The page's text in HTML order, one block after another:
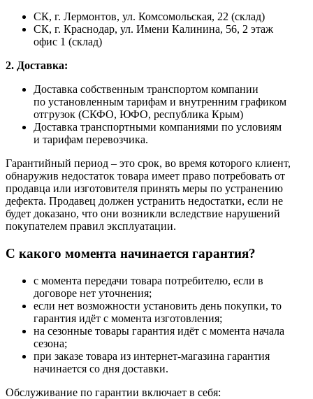
СК, г. Лермонтов, ул. Комсомольская, 22 (склад)
СК, г. Краснодар, ул. Имени Калинина, 56, 2 этаж
офис 1 (склад)
2. Доставка:
Доставка собственным транспортом компании
по установленным тарифам и внутренним графиком
отгрузок (СКФО, ЮФО, республика Крым)
Доставка транспортными компаниями по условиям
и тарифам перевозчика.
Гарантийный период – это срок, во время которого клиент,
обнаружив недостаток товара имеет право потребовать от
продавца или изготовителя принять меры по устранению
дефекта. Продавец должен устранить недостатки, если не
будет доказано, что они возникли вследствие нарушений
покупателем правил эксплуатации.
С какого момента начинается гарантия?
с момента передачи товара потребителю, если в
договоре нет уточнения;
если нет возможности установить день покупки, то
гарантия идёт с момента изготовления;
на сезонные товары гарантия идёт с момента начала
сезона;
при заказе товара из интернет-магазина гарантия
начинается со дня доставки.
Обслуживание по гарантии включает в себя: